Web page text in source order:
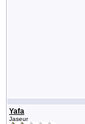
Yafa
Jaseur